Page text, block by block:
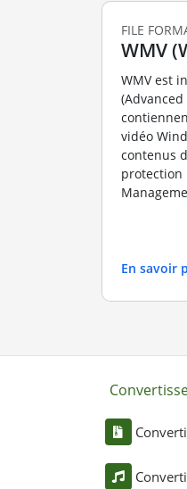
FILE
WMV
WMV est
(Advanced
vidéo
contenus
protection
En savoir